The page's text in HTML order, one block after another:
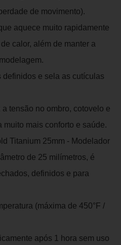
de movimento).
aquece muito rapidamente
calor, além de manter a
definidos e sela as cutículas
tensão no ombro, cotovelo e
mais conforto e saúde.
Titanium 25mm - Modelador
de 25 milímetros, é
definidos e para
(máxima de 450°F /
após 1 hora sem uso